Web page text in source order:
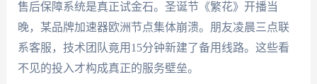
售后保障系统是真正试金石。圣诞节《繁花》开播当
晚，某品牌加速器欧洲节点集体崩溃。朋友凌晨三点联
系客服，技术团队竟用15分钟新建了备用线路。这些看
不见的投入才构成真正的服务壁垒。